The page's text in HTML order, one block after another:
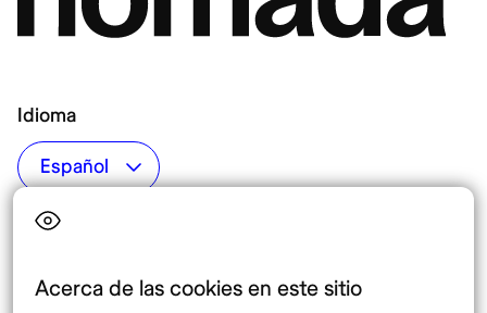
Acerca de las cookies en este sitio
Idioma
Top destinos
México
Destinos